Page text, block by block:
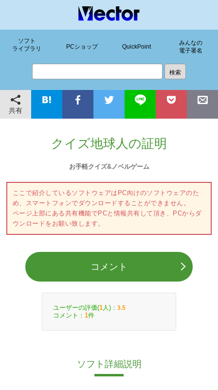
ソフト
ライブラリ
PCショップ QuickPoint
みんなの
電子署名
共有
クイズ地球人の証明
お手軽クイズ&ノベルゲーム
ここで紹介しているソフトウェアはPC向けのソフトウェアのた
め、スマートフォンでダウンロードすることができません。
ページ上部にある共有機能でPCと情報共有して頂き、PCからダ
ウンロードをお願い致します。
コメント
ユーザーの評価(1 人)： 3.5
コメント： 1件
ソフト詳細説明